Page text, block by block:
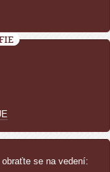
se na vedení: